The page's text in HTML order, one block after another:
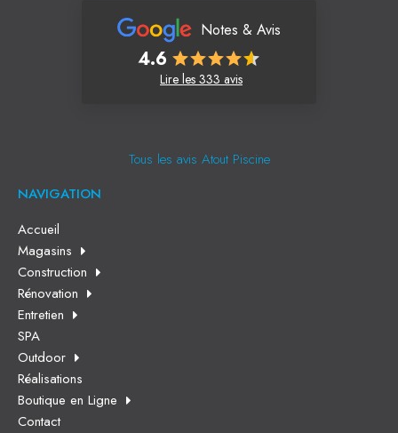
Notes & Avis
4.6
Lire les 333 avis
Tous les avis Atout Piscine
NAVIGATION
Accueil
Magasins
Construction
Rénovation
Entretien
SPA
Outdoor
Réalisations
Boutique en Ligne
Contact